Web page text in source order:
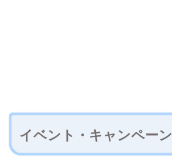
イベント・キャンペーン